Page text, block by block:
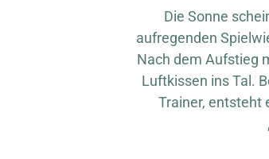
Die Sonne
aufregenden
Nach dem Aufstieg
Luftkissen ins Tal.
Trainer, entsteht